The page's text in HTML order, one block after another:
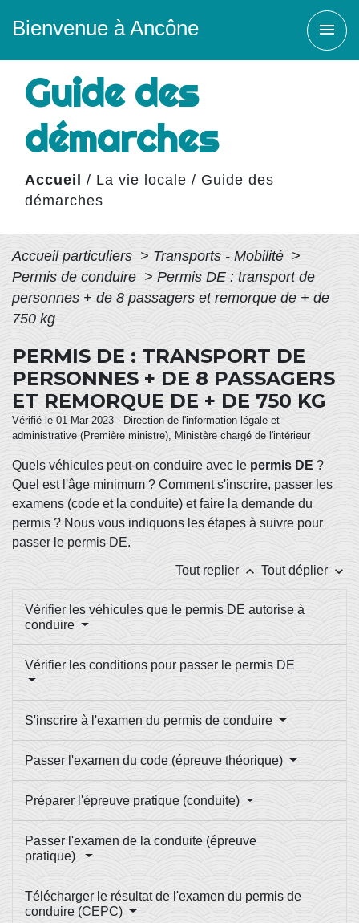
Bienvenue à Ancône menu
Guide des
démarches
Accueil / La vie locale / Guide des
démarches
Accueil particuliers > Transports - Mobilité >
Permis de conduire > Permis DE : transport de
personnes + de 8 passagers et remorque de + de
750 kg
PERMIS DE : TRANSPORT DE
PERSONNES + DE 8 PASSAGERS
ET REMORQUE DE + DE 750 KG
Vérifié le 01 Mar 2023 - Direction de l'information légale et
administrative (Première ministre), Ministère chargé de l'intérieur
Quels véhicules peut-on conduire avec le permis DE ?
Quel est l'âge minimum ? Comment s'inscrire, passer les
examens (code et la conduite) et faire la demande du
permis ? Nous vous indiquons les étapes à suivre pour
passer le permis DE.
Tout replier keyboard_arrow_up Tout déplier keyboard_arrow_down
Vérifier les véhicules que le permis DE autorise à
conduire
Vérifier les conditions pour passer le permis DE
S'inscrire à l'examen du permis de conduire
Passer l'examen du code (épreuve théorique)
Préparer l'épreuve pratique (conduite)
Passer l'examen de la conduite (épreuve
pratique)
Télécharger le résultat de l'examen du permis de
conduire (CEPC)